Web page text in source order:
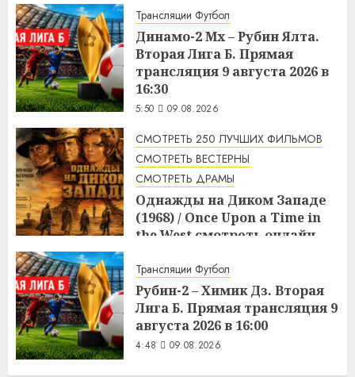
Трансляции Футбол
Динамо-2 Мх – Рубин Ялта.
Вторая Лига Б. Прямая
трансляция 9 августа 2026 в
16:30
5:50 09.08.2026
СМОТРЕТЬ 250 ЛУЧШИХ ФИЛЬМОВ
СМОТРЕТЬ ВЕСТЕРНЫ
СМОТРЕТЬ ДРАМЫ
Однажды на Диком Западе
(1968) / Once Upon a Time in
the West смотреть онлайн
Трансляции Футбол
Рубин-2 – Химик Дз. Вторая
Лига Б. Прямая трансляция 9
августа 2026 в 16:00
4:48 09.08.2026